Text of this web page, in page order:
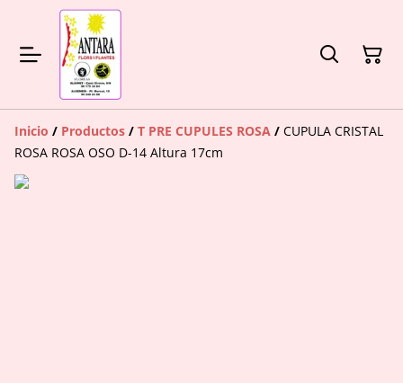
Inicio / Productos / T PRE CUPULES ROSA / CUPULA CRISTAL
ROSA ROSA OSO D-14 Altura 17cm